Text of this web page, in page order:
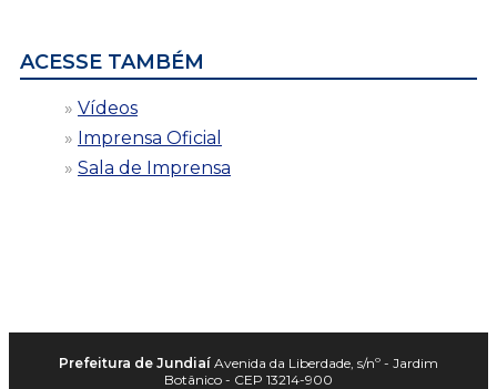
ACESSE TAMBÉM
Vídeos
Imprensa Oficial
Sala de Imprensa
Prefeitura de Jundiaí Avenida da Liberdade, s/nº - Jardim
Botânico - CEP 13214-900